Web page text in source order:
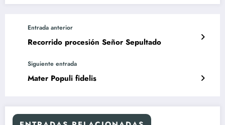
Entrada anterior
Recorrido procesión Señor Sepultado
Siguiente entrada
Mater Populi fidelis